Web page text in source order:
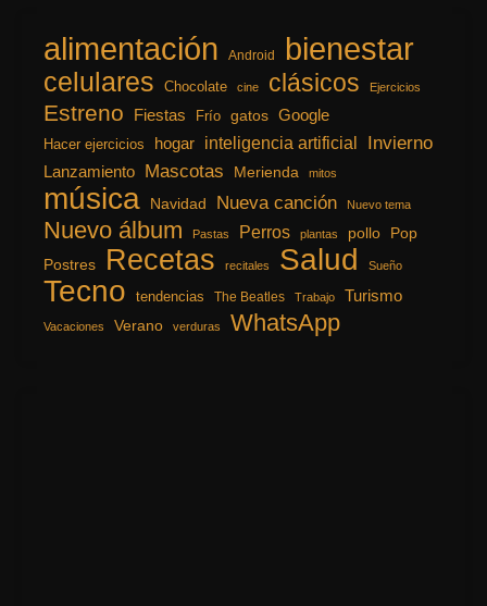
alimentación Android bienestar
celulares Chocolate cine clásicos Ejercicios
Estreno Fiestas Frío gatos Google
Hacer ejercicios hogar inteligencia artificial Invierno
Lanzamiento Mascotas Merienda mitos
música Navidad Nueva canción Nuevo tema
Nuevo álbum Pastas Perros plantas pollo
Pop
Postres
Recetas recitales Salud Sueño
Tecno tendencias The Beatles Trabajo Turismo
Vacaciones Verano verduras WhatsApp